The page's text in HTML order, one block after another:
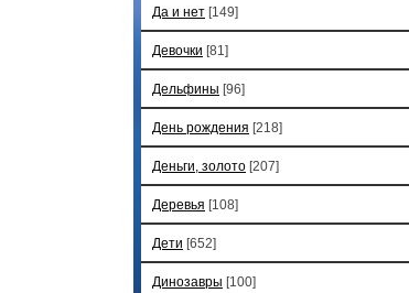
Да и нет [149]
Девочки [81]
Дельфины [96]
День рождения [218]
Деньги, золото [207]
Деревья [108]
Дети [652]
Динозавры [100]